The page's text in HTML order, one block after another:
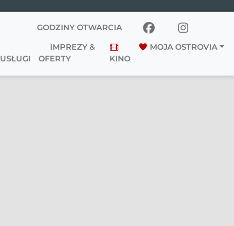
GODZINY OTWARCIA
USŁUGI
IMPREZY &
OFERTY
KINO
MOJA OSTROVIA